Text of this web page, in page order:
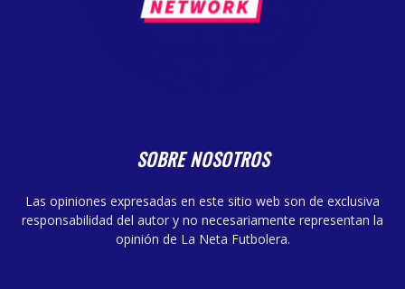
SOBRE NOSOTROS
Las opiniones expresadas en este sitio web son de exclusiva
responsabilidad del autor y no necesariamente representan la
opinión de La Neta Futbolera.